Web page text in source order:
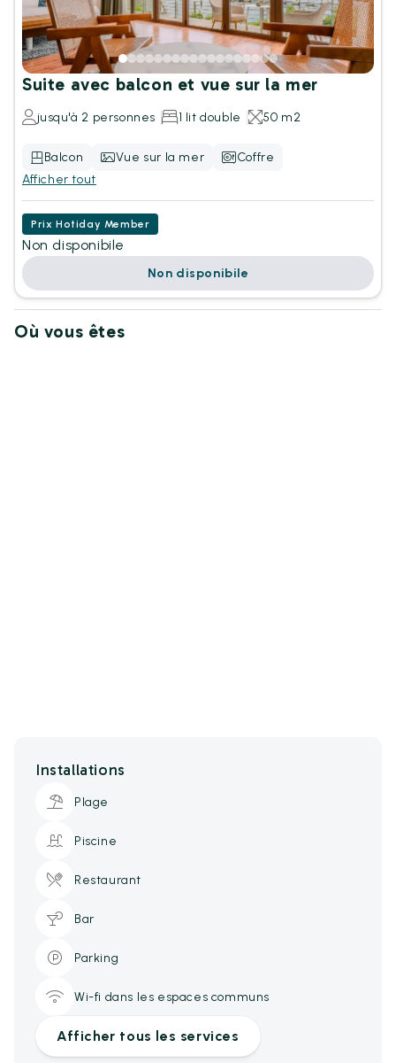
Suite avec balcon et vue sur la mer
jusqu'à 2 personnes 1 lit double 50 m2
Balcon Vue sur la mer
Coffre
Afficher tout
Prix Hotiday Member
Non disponibile
Non disponibile
Où vous êtes
Installations
Plage
Piscine
Restaurant
Bar
Parking
Wi-fi dans les espaces communs
Afficher tous les services